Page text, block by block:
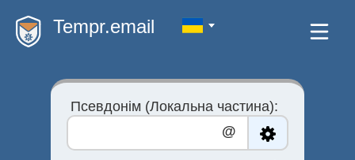
Tempr.email
Псевдонім (Локальна частина):
@